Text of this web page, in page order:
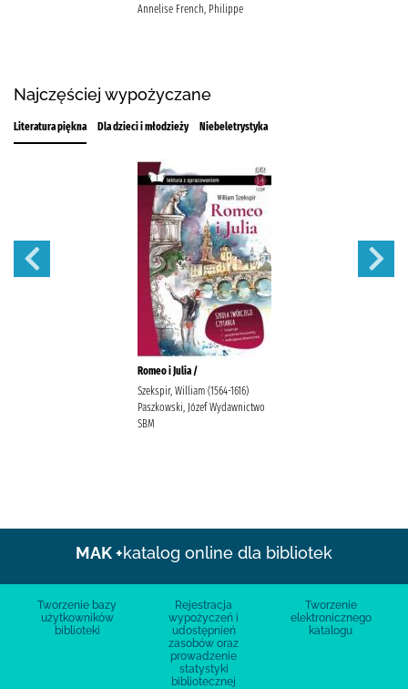
Annelise French, Philippe
Najczęściej wypożyczane
Literatura piękna Dla dzieci i młodzieży Niebeletrystyka
Romeo i Julia /
Szekspir, William (1564-1616)
Paszkowski, Józef Wydawnictwo
SBM
MAK +katalog online dla bibliotek
Tworzenie bazy
użytkowników
biblioteki
Rejestracja
wypożyczeń i
udostępnień
zasobów oraz
prowadzenie
statystyki
bibliotecznej
Tworzenie
elektronicznego
katalogu